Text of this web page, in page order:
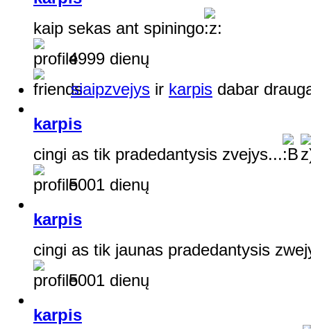
kaip sekas ant spiningo
4999 dienų
siaipzvejys ir karpis dabar
karpis
cingi as tik pradedantysis zvejys...
5001 dienų
karpis
cingi as tik jaunas pradedantysis
5001 dienų
karpis